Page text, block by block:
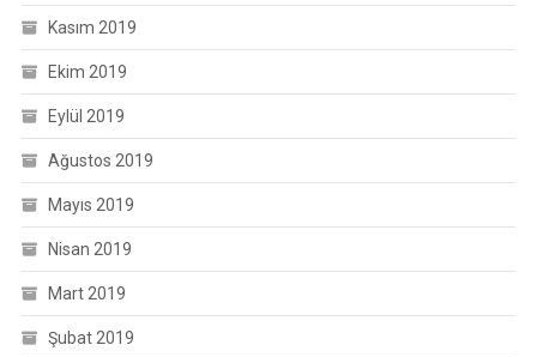
Kasım 2019
Ekim 2019
Eylül 2019
Ağustos 2019
Mayıs 2019
Nisan 2019
Mart 2019
Şubat 2019